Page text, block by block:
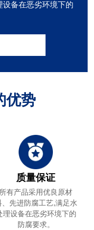
备在恶劣环境下的
优势
质量保证
所有产品采用优良原材
、先进防腐工艺,满足水
理设备在恶劣环境下的
防腐要求。